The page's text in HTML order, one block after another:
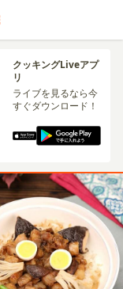
クッキングLiveアプ
リ
ライブを見るなら今
すぐダウンロード！